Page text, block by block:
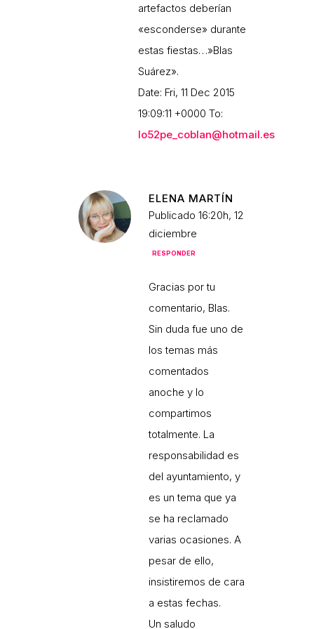
artefactos deberían
«esconderse» durante
estas fiestas…»Blas
Suárez».
Date: Fri, 11 Dec 2015
19:09:11 +0000 To:
lo52pe_coblan@hotmail.es
ELENA MARTÍN
Publicado 16:20h, 12
diciembre
RESPONDER
Gracias por tu
comentario, Blas.
Sin duda fue uno de
los temas más
comentados
anoche y lo
compartimos
totalmente. La
responsabilidad es
del ayuntamiento, y
es un tema que ya
se ha reclamado
varias ocasiones. A
pesar de ello,
insistiremos de cara
a estas fechas.
Un saludo